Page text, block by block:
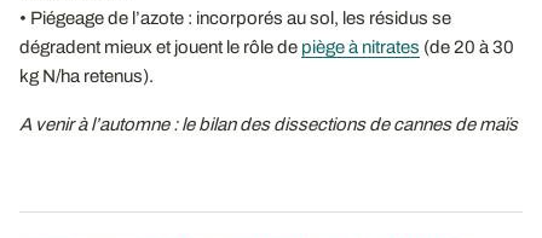
• Piégeage de l’azote : incorporés au sol, les résidus se
dégradent mieux et jouent le rôle de piège à nitrates (de 20 à 30
kg N/ha retenus).
A venir à l’automne : le bilan des dissections de cannes de maïs